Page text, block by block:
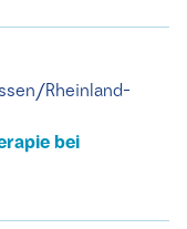
Rheinland-
bei